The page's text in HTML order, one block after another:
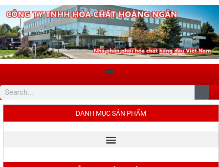
DANH MỤC SẢN PHẨM